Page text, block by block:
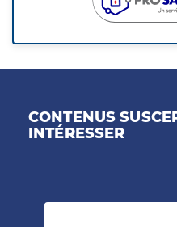
CONTENUS
INTÉRESSER